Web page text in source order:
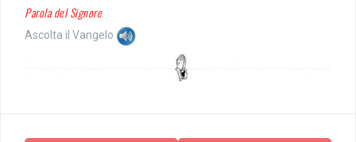
Parola del Signore
Ascolta il Vangelo